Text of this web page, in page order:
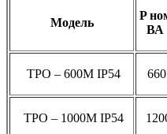
Модель
P
ВА
ТРО – 600М IP54 660
ТРО – 1000М IP54